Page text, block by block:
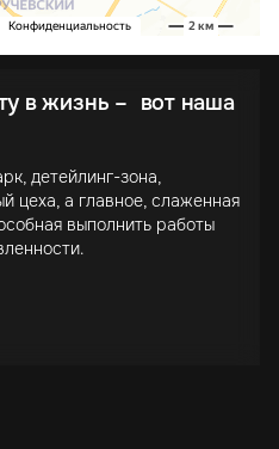
в жизнь – вот наша
детейлинг-зона,
цеха, а главное, слаженная
выполнить работы